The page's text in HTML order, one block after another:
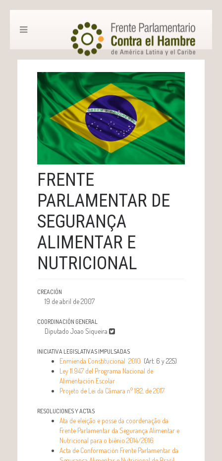
FRENTE
PARLAMENTAR DE
SEGURANÇA
ALIMENTAR E
NUTRICIONAL
CREACIÓN
19 de abril de 2007
COORDINACIÓN GENERAL
Diputado Joao Siqueira
INICIATIVA LEGISLATIVAS IMPULSADAS
Enmienda Constitucional 2010 (Art. 6 y 225)
Ley 11.947 del Programa Nacional de
Alimentación Escolar
Projeto de Lei da Câmara n° 182, de 2017
RESOLUCIONES Y ACTAS
Ata de eleição e posse da coordenação da
Frente Parlamentar da Segurança Alimentar e
Nutricional para o biênio 2014/2016
Acta de Conformación Frente Parlamentar da